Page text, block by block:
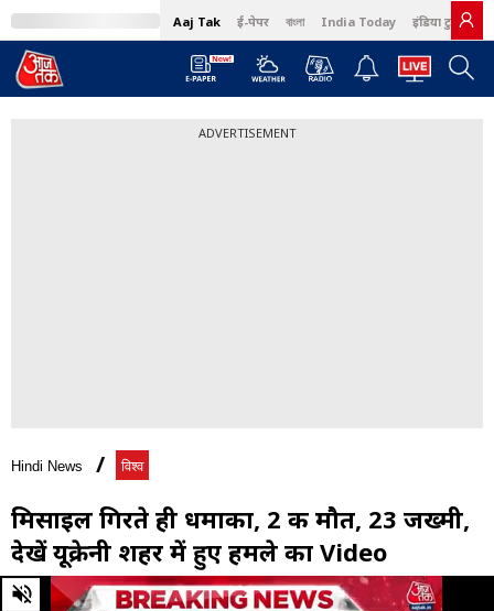
Aaj Tak ई-पेपर বাংলা India Today इंडिया टुडे हिंदी
ADVERTISEMENT
Hindi News विश्व
मिसाइल ग‍िरते ही धमाका, 2 की मौत, 23 जख्मी,
देखें यूक्रेनी शहर में हुए हमले का Video
0
of